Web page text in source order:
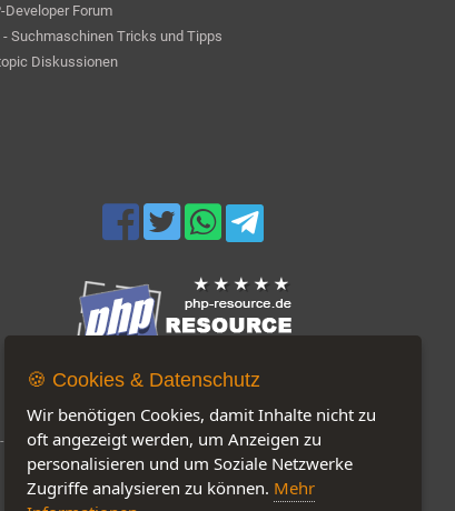
Developer Forum
- Suchmaschinen Tricks und Tipps
Diskussionen
Jetzt auf unserer Seite: 107
🍪 Cookies & Datenschutz
Wir benötigen Cookies, damit Inhalte nicht zu
oft angezeigt werden, um Anzeigen zu
personalisieren und um Soziale Netzwerke
Zugriffe analysieren zu können. Mehr